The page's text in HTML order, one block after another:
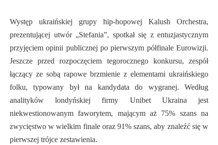
Występ ukraińskiej grupy hip-hopowej Kalush Orchestra,
prezentującej utwór „Stefania”, spotkał się z entuzjastycznym
przyjęciem opinii publicznej po pierwszym półfinale Eurowizji.
Jeszcze przed rozpoczęciem tegorocznego konkursu, zespół
łączący ze sobą rapowe brzmienie z elementami ukraińskiego
folku, typowany był na kandydata do wygranej. Według
analityków londyńskiej firmy Unibet Ukraina jest
niekwestionowanym faworytem, mającym aż 75% szans na
zwycięstwo w wielkim finale oraz 91% szans, aby znaleźć się w
pierwszej trójce zestawienia.